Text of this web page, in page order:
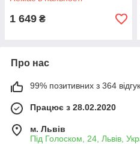
195357D)
1 649 ₴
Про нас
99% позитивних з 364
Працює з 28.02.2020
м. Львів
Під Голоском, 24, Львів,